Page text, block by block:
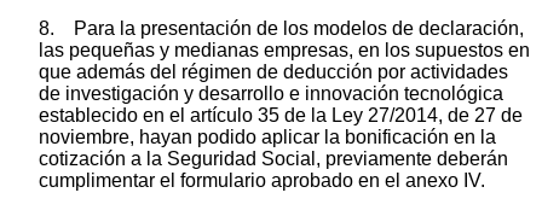
8. Para la presentación de los modelos de declaración,
las pequeñas y medianas empresas, en los supuestos en
que además del régimen de deducción por actividades
de investigación y desarrollo e innovación tecnológica
establecido en el artículo 35 de la Ley 27/2014, de 27 de
noviembre, hayan podido aplicar la bonificación en la
cotización a la Seguridad Social, previamente deberán
cumplimentar el formulario aprobado en el anexo IV.